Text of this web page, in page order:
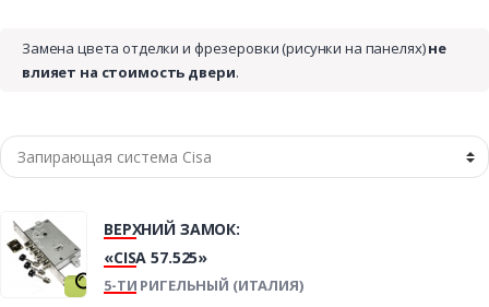
Замена цвета отделки и фрезеровки (рисунки на панелях)не
влияет на стоимость двери.
ВЕРХНИЙ ЗАМОК:
«CISA 57.525»
5-ТИ РИГЕЛЬНЫЙ (ИТАЛИЯ)